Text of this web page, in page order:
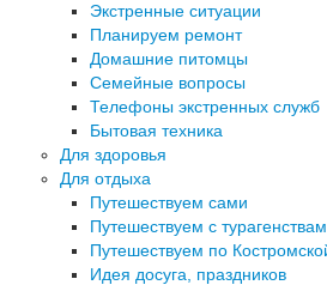
Экстренные ситуации
Планируем ремонт
Домашние питомцы
Семейные вопросы
Телефоны экстренных служб
Бытовая техника
Для здоровья
Для отдыха
Путешествуем сами
Путешествуем с
Путешествуем по
Идея досуга, праздников